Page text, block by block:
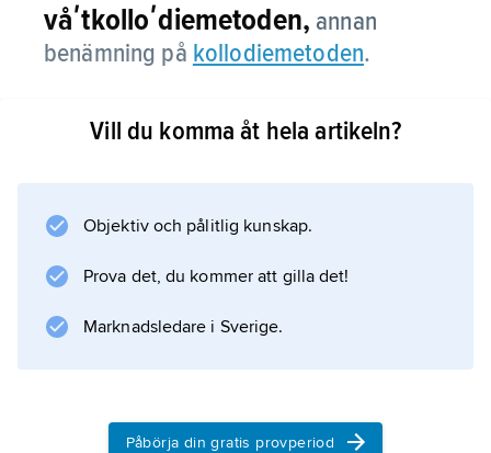
våʹtkolloʹdiemetoden, annan
benämning på kollodiemetoden.
Vill du komma åt hela artikeln?
Objektiv och pålitlig kunskap.
Prova det, du kommer att gilla det!
Marknadsledare i Sverige.
Påbörja din gratis provperiod